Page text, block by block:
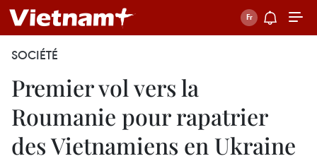
SOCIÉTÉ
Premier vol vers la
Roumanie pour rapatrier
des Vietnamiens en Ukraine